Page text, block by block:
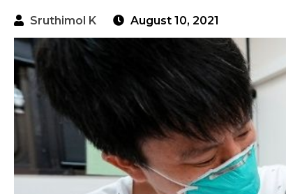
Sruthimol K August 10, 2021